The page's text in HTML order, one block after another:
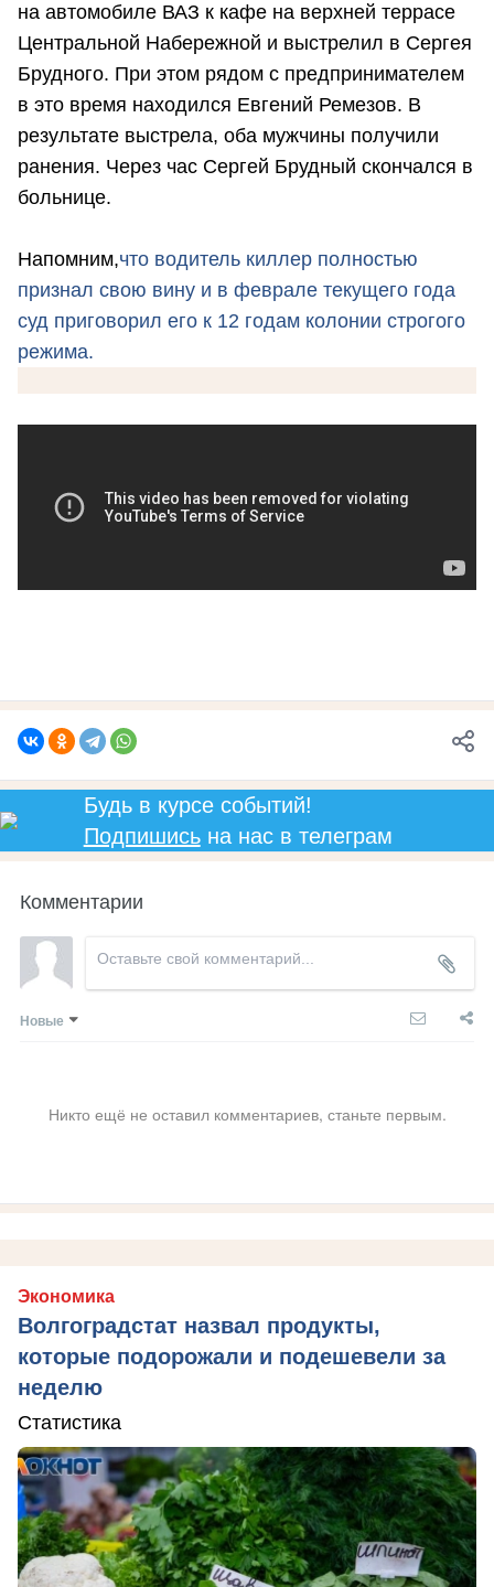
на автомобиле ВАЗ к кафе на верхней террасе
Центральной Набережной и выстрелил в Сергея
Брудного. При этом рядом с предпринимателем
в это время находился Евгений Ремезов. В
результате выстрела, оба мужчины получили
ранения. Через час Сергей Брудный скончался в
больнице.
Напомним,что водитель киллер полностью
признал свою вину и в феврале текущего года
суд приговорил его к 12 годам колонии строгого
режима.
Будь в курсе событий!
Подпишисьна нас в телеграм
Комментарии
Новые
Никто ещё не оставил комментариев, станьте первым.
Экономика
Волгоградстат назвал продукты,
которые подорожали и подешевели за
неделю
Статистика